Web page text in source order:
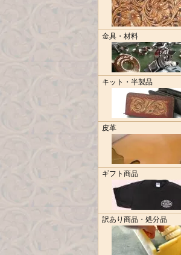
金具・材料
キット・半製品
皮革
ギフト商品
訳あり商品・処分品